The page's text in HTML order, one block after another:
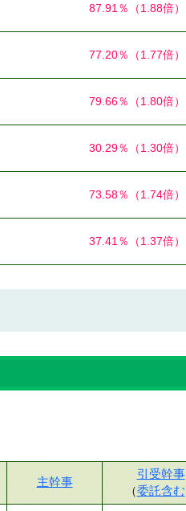
87.91％ （1.88倍）
77.20％ （1.77倍）
79.66％ （1.80倍）
30.29％ （1.30倍）
73.58％ （1.74倍）
37.41％ （1.37倍）
主幹事
引受幹事
（委託含む